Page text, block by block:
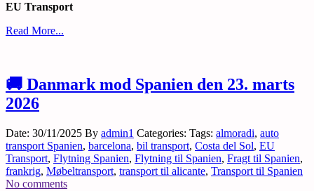
EU Transport
Read More...
🚚 Danmark mod Spanien den 23. marts
2026
Date: 30/11/2025 By admin1 Categories: Tags: almoradi, auto
transport Spanien, barcelona, bil transport, Costa del Sol, EU
Transport, Flytning Spanien, Flytning til Spanien, Fragt til Spanien,
frankrig, Møbeltransport, transport til alicante, Transport til Spanien
No comments